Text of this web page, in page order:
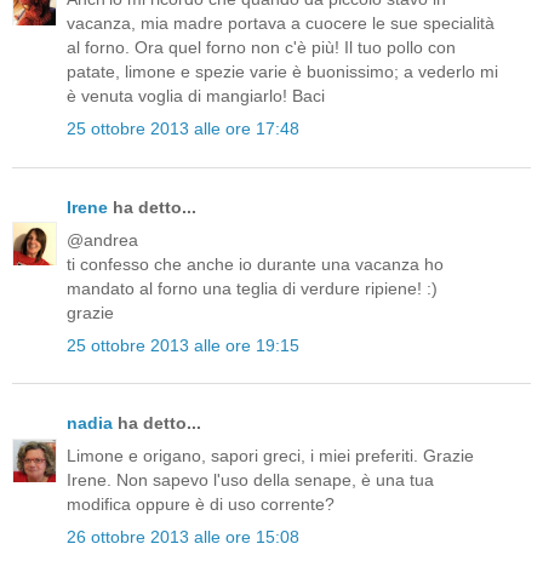
vacanza, mia madre portava a cuocere le sue specialità
al forno. Ora quel forno non c'è più! Il tuo pollo con
patate, limone e spezie varie è buonissimo; a vederlo mi
è venuta voglia di mangiarlo! Baci
25 ottobre 2013 alle ore 17:48
Irene ha detto...
@andrea
ti confesso che anche io durante una vacanza ho
mandato al forno una teglia di verdure ripiene! :)
grazie
25 ottobre 2013 alle ore 19:15
nadia ha detto...
Limone e origano, sapori greci, i miei preferiti. Grazie
Irene. Non sapevo l'uso della senape, è una tua
modifica oppure è di uso corrente?
26 ottobre 2013 alle ore 15:08